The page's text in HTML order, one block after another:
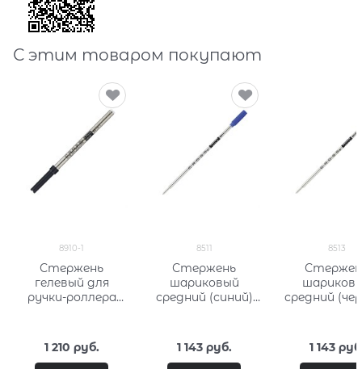
С этим товаром покупают
8910-1
Стержень
гелевый для
ручки-роллера
(черный) Кросс
(Cross) 8910-1
1 210 руб.
8511
Стержень
шариковый
средний (синий)
1 143 руб.
8513
средний
1 143